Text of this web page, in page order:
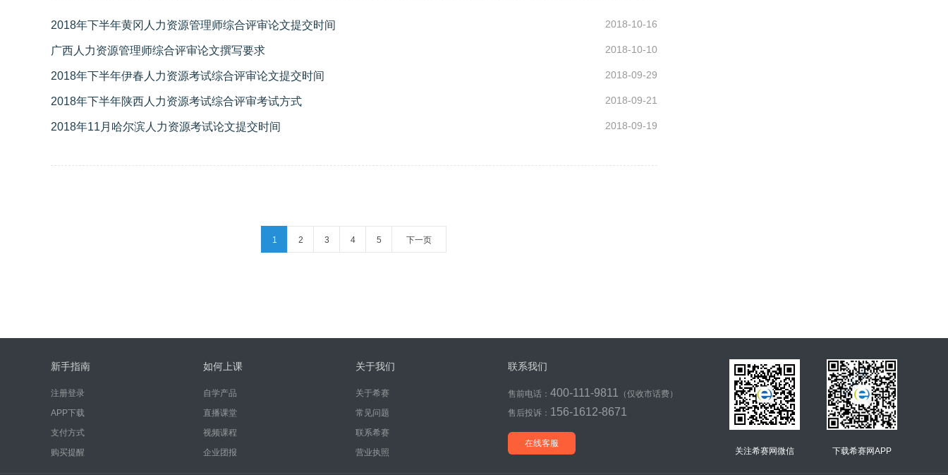
2018年下半年黄冈人力资源管理师综合评审论文提交时间 2018-10-16
广西人力资源管理师综合评审论文撰写要求 2018-10-10
2018年下半年伊春人力资源考试综合评审论文提交时间 2018-09-29
2018年下半年陕西人力资源考试综合评审考试方式 2018-09-21
2018年11月哈尔滨人力资源考试论文提交时间 2018-09-19
1 2 3 4 5 下一页
新手指南
注册登录
APP下载
支付方式
购买提醒
如何上课
自学产品
直播课堂
视频课程
企业团报
关于我们
关于希赛
常见问题
联系希赛
营业执照
联系我们
售前电话： 400-111-9811
（仅收市话费）
售后投诉： 156-1612-8671
在线客服
关注希赛网微信 下载希赛网APP